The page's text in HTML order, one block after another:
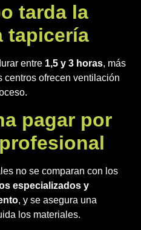
tarda la
tapicería
entre 1,5 y 3 horas, más
centros ofrecen ventilación
pagar por
no se comparan con los
especializados y
, y se asegura una
los materiales.